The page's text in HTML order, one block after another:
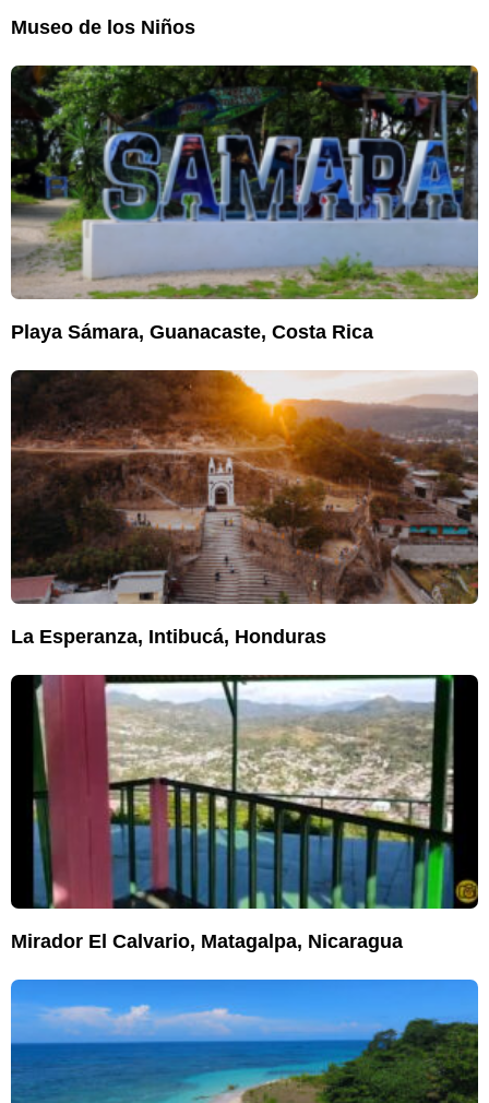
Museo de los Niños
Playa Sámara, Guanacaste, Costa Rica
La Esperanza, Intibucá, Honduras
Mirador El Calvario, Matagalpa, Nicaragua